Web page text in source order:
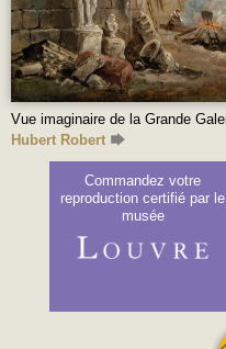
Vue imaginaire de la Grande
Hubert Robert
Commandez votre
reproduction certifié par le
musée